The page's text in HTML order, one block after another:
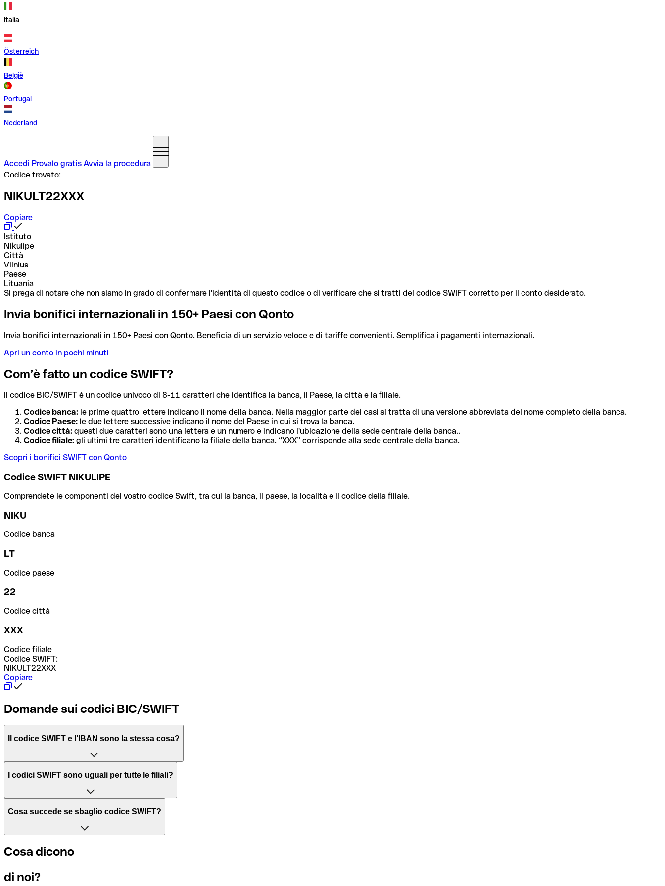
Italia
Österreich
België
Portugal
Nederland
Accedi Provalo gratis Avvia la procedura
Codice trovato:
NIKULT22XXX
Copiare
Istituto
Nikulipe
Città
Vilnius
Paese
Lituania
Si prega di notare che non siamo in grado di confermare l'identità di questo codice o di verificare che si tratti del codice SWIFT corretto per il conto desiderato.
Invia bonifici internazionali in 150+ Paesi con Qonto
Invia bonifici internazionali in 150+ Paesi con Qonto. Beneficia di un servizio veloce e di tariffe convenienti. Semplifica i pagamenti internazionali.
Apri un conto in pochi minuti
Com’è fatto un codice SWIFT?
Il codice BIC/SWIFT è un codice univoco di 8-11 caratteri che identifica la banca, il Paese, la città e la filiale.
Codice banca: le prime quattro lettere indicano il nome della banca. Nella maggior parte dei casi si tratta di una versione abbreviata del nome completo della banca.
Codice Paese: le due lettere successive indicano il nome del Paese in cui si trova la banca.
Codice città: questi due caratteri sono una lettera e un numero e indicano l'ubicazione della sede centrale della banca..
Codice filiale: gli ultimi tre caratteri identificano la filiale della banca. “XXX” corrisponde alla sede centrale della banca.
Scopri i bonifici SWIFT con Qonto
Codice SWIFT NIKULIPE
Comprendete le componenti del vostro codice Swift, tra cui la banca, il paese, la località e il codice della filiale.
NIKU
Codice banca
LT
Codice paese
22
Codice città
XXX
Codice filiale
Codice SWIFT:
NIKULT22XXX
Copiare
Domande sui codici BIC/SWIFT
Il codice SWIFT e l’IBAN sono la stessa cosa?
L'acronimo SWIFT sta per “Society for Worldwide Interbank Financial Telecommunication”, una rete globale per l’elaborazione dei pagamenti tra diversi Paesi.
Il BIC, invece, sta per “Bank Identifier Code” ed è una sequenza di caratteri necessaria per indirizzare un bonifico internazionale.
I codici SWIFT sono uguali per tutte le filiali?
Dipende dalle banche. In alcuni casi le banche utilizzano lo stesso codice SWIFT per filiali diverse. In altri casi, le banche preferiscono avere un codice SWIFT dedicato per ogni
Per sapere a quale filiale fa riferimento un codice SWIFT, è necessario controllare le ultime cifre. Se il codice termina con XXX, significa che è il codice SWIFT della sede centrale.
Cosa succede se sbaglio codice SWIFT?
Se per caso invii un pagamento a un codice SWIFT esistente ma sbagliato, la banca ricevente deve segnalare che non gestisce il conto del destinatario e stornare il pagamento.
Se ti accorgi di aver usato un codice SWIFT sbagliato, contatta immediatamente la tua banca e chiedi di annullare la transazione.
Cosa dicono
di noi?